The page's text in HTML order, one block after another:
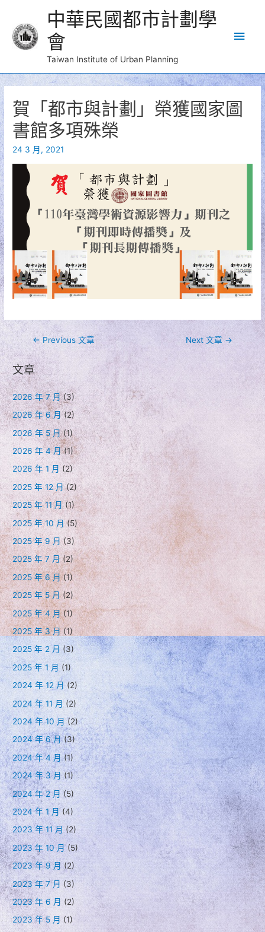
中華民國都市計劃學
會
Taiwan Institute of Urban Planning
Main
賀「都市與計劃」榮獲國家圖
書館多項殊榮
24 3 月, 2021
文
章
導
覽
← Previous 文章 Next 文章 →
文章
2026 年 7 月(3)
2026 年 6 月(2)
2026 年 5 月(1)
2026 年 4 月(1)
2026 年 1 月(2)
2025 年 12 月 (2)
2025 年 11 月(1)
2025 年 10 月 (5)
2025 年 9 月(3)
2025 年 7 月(2)
2025 年 6 月(1)
2025 年 5 月(2)
2025 年 4 月(1)
2025 年 3 月(1)
2025 年 2 月 (3)
2025 年 1 月 (1)
2024 年 12 月 (2)
2024 年 11 月(2)
2024 年 10 月 (2)
2024 年 6 月(3)
2024 年 4 月(1)
2024 年 3 月(1)
2024 年 2 月(5)
2024 年 1 月(4)
2023 年 11 月 (2)
2023 年 10 月(5)
2023 年 9 月 (2)
2023 年 7 月 (3)
2023 年 6 月 (2)
2023 年 5 月 (1)